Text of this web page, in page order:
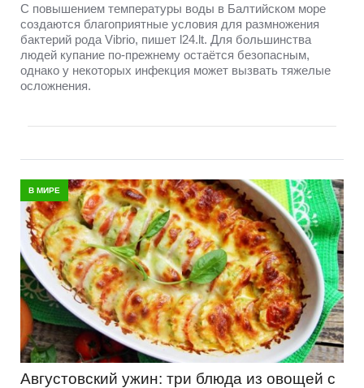
С повышением температуры воды в Балтийском море
создаются благоприятные условия для размножения
бактерий рода Vibrio, пишет l24.lt. Для большинства
людей купание по-прежнему остаётся безопасным,
однако у некоторых инфекция может вызвать тяжелые
осложнения.
В МИРЕ
Августовский ужин: три блюда из овощей с